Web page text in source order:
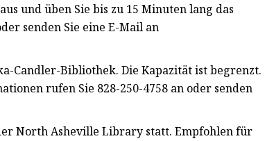
und üben Sie bis zu 15 Minuten lang das
senden Sie eine E-Mail an
Candler-Bibliothek. Die Kapazität ist begrenzt.
rufen Sie 828-250-4758 an oder senden
North Asheville Library statt. Empfohlen für